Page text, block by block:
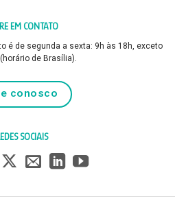
EM CONTATO
é de segunda a sexta: 9h às 18h, exceto
de Brasília).
conosco
SOCIAIS